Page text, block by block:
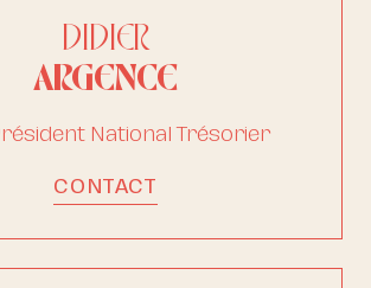
DIDIER
ARGENCE
National Trésorier
CONTACT